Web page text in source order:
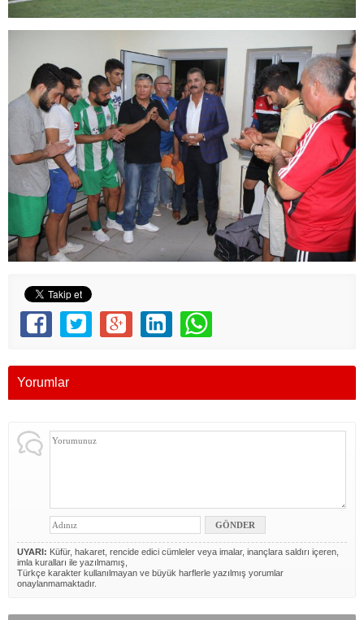
Yorumlar
UYARI: Küfür, hakaret, rencide edici cümleler veya imalar, inançlara saldırı içeren,
imla kuralları ile yazılmamış,
Türkçe karakter kullanılmayan ve büyük harflerle yazılmış yorumlar
onaylanmamaktadır.